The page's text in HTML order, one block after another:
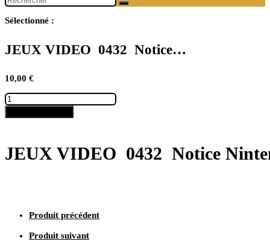
Sélectionné :
JEUX VIDEO 0432 Notice…
10,00 €
quantité
de
JEUX
Notice
Nintendo
JEUX VIDEO 0432 Notice
Produit précédent
Produit suivant